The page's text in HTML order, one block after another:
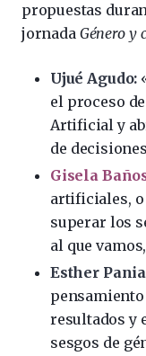
propuestas
jornada Género y
Ujué Agudo:
el proceso
Artificial y
de
Gisela
artificiales, o
superar los
al que
Esther
resultados y
sesgos de